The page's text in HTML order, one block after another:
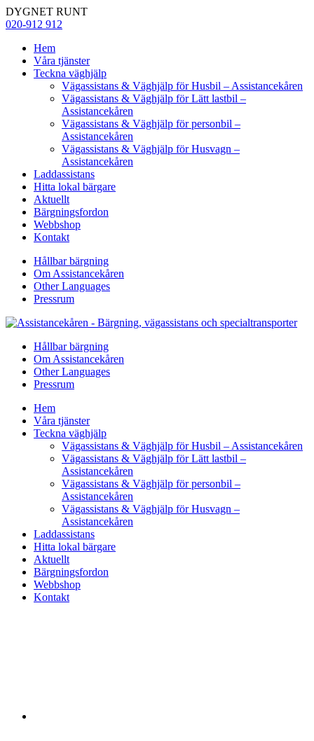
DYGNET RUNT
020-912 912
Hem
Våra tjänster
Teckna väghjälp
Vägassistans & Väghjälp för Husbil – Assistancekåren
Vägassistans & Väghjälp för Lätt lastbil –
Assistancekåren
Vägassistans & Väghjälp för personbil –
Assistancekåren
Vägassistans & Väghjälp för Husvagn –
Assistancekåren
Laddassistans
Hitta lokal bärgare
Aktuellt
Bärgningsfordon
Webbshop
Kontakt
Hållbar bärgning
Om Assistancekåren
Other Languages
Pressrum
Hållbar bärgning
Om Assistancekåren
Other Languages
Pressrum
Hem
Våra tjänster
Teckna väghjälp
Vägassistans & Väghjälp för Husbil – Assistancekåren
Vägassistans & Väghjälp för Lätt lastbil –
Assistancekåren
Vägassistans & Väghjälp för personbil –
Assistancekåren
Vägassistans & Väghjälp för Husvagn –
Assistancekåren
Laddassistans
Hitta lokal bärgare
Aktuellt
Bärgningsfordon
Webbshop
Kontakt